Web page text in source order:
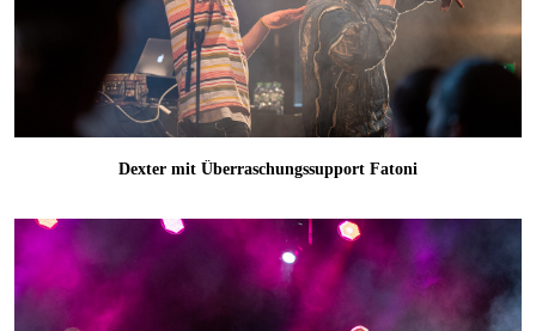
Dexter mit Überraschungssupport Fatoni